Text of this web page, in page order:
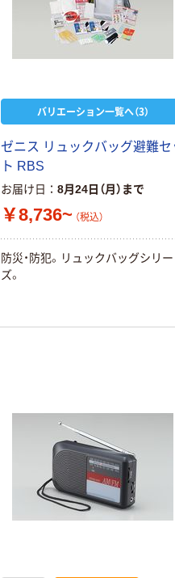
バリエーション一覧へ（3）
ゼニス リュックバッグ避難セ
ト RBS
お届け日 8月24日（月）まで
￥8,736~ （税込）
防災・防犯。リュックバッグシリー
ズ。